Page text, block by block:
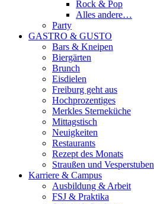
Rock & Pop
Alles andere…
Party
GASTRO & GUSTO
Bars & Kneipen
Biergärten
Brunch
Eisdielen
Freiburg geht aus
Hochprozentiges
Merkles Sterneküche
Mittagstisch
Neuigkeiten
Restaurants
Rezept des Monats
Straußen und Vesperstuben
Karriere & Campus
Ausbildung & Arbeit
FSJ & Praktika